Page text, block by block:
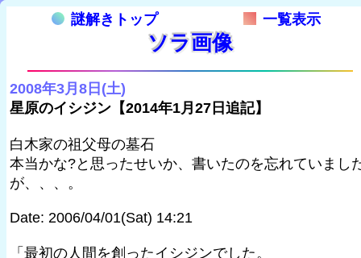
謎解きトップ 一覧表示
ソラ画像
2008年3月8日(土)
星原のイシジン【2014年1月27日追記】
白木家の祖父母の墓石
本当かな?と思ったせいか、書いたのを忘れていまし
が、、、。
Date: 2006/04/01(Sat) 14:21
「最初の人間を創ったイシジンでした。